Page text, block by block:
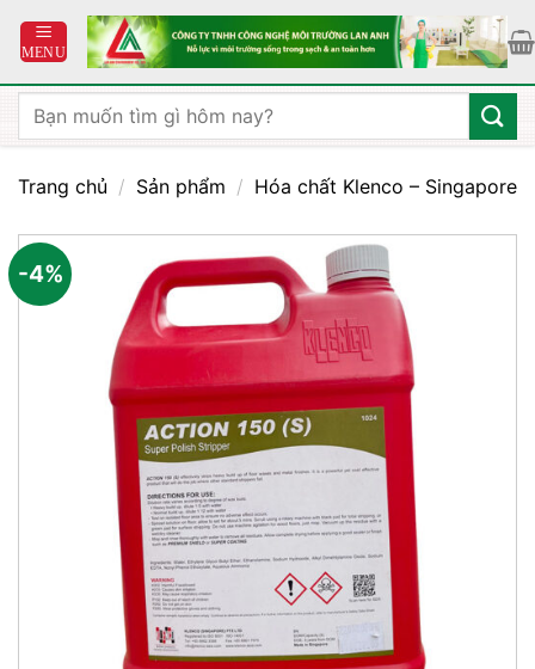
qua
dung
Tìm
kiếm:
Trang chủ / Sản phẩm / Hóa chất Klenco – Singapore
-4%